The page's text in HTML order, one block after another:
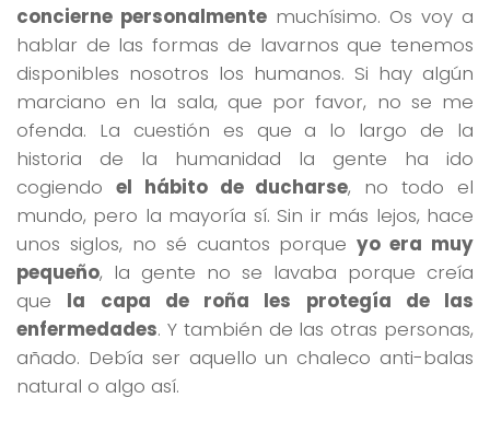
concierne personalmente muchísimo. Os voy a
hablar de las formas de lavarnos que tenemos
disponibles nosotros los humanos. Si hay algún
marciano en la sala, que por favor, no se me
ofenda. La cuestión es que a lo largo de la
historia de la humanidad la gente ha ido
cogiendo el hábito de ducharse, no todo el
mundo, pero la mayoría sí. Sin ir más lejos, hace
unos siglos, no sé cuantos porqueyo era muy
pequeño, la gente no se lavaba porque creía
que la capa de roña les protegía de las
enfermedades. Y también de las otras personas,
añado. Debía ser aquello un chaleco anti-balas
natural o algo así.